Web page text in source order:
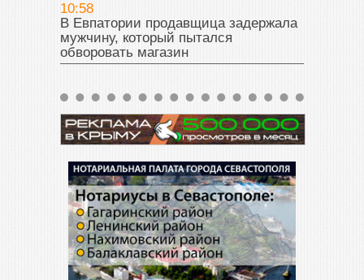
10:58
В Евпатории продавщица задержала
мужчину, который пытался
обворовать магазин